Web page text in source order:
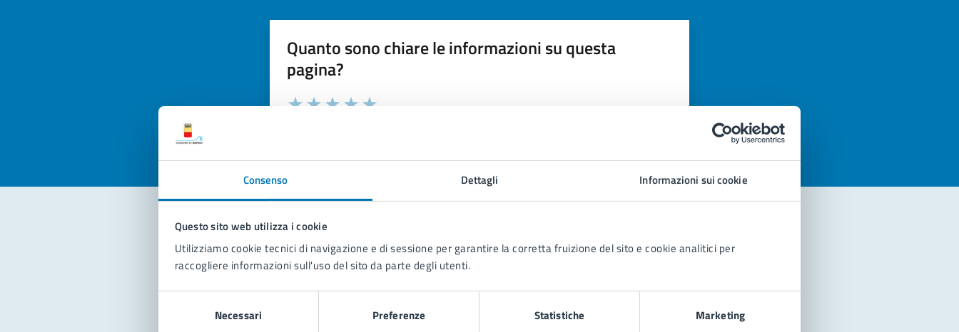
Consenso Dettagli Informazioni sui cookie
Questo sito web utilizza i cookie
Utilizziamo cookie tecnici di navigazione e di sessione per garantire la corretta fruizione del sito e cookie analitici per
raccogliere informazioni sull'uso del sito da parte degli utenti.
Necessari Preferenze Statistiche Marketing
Quanto sono chiare le informazioni su questa
pagina?
Valuta la chiarezza delle informazioni (da 1 a 5 stelle)
Seleziona il numero di stelle per valutare la chiarezza delle informazioni
Contatta il comune
Richiedi assistenza